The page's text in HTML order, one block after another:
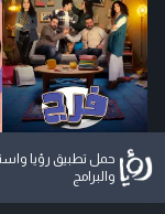
حمل تطبيق رؤيا
والبرامج